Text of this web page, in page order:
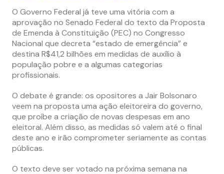
O Governo Federal já teve uma vitória com a
aprovação no Senado Federal do texto da Proposta
de Emenda à Constituição (PEC) no Congresso
Nacional que decreta “estado de emergência” e
destina R$41,2 bilhões em medidas de auxílio à
população pobre e a algumas categorias
profissionais.
O debate é grande: os opositores a Jair Bolsonaro
veem na proposta uma ação eleitoreira do governo,
que proíbe a criação de novas despesas em ano
eleitoral. Além disso, as medidas só valem até o final
deste ano e irão comprometer seriamente as contas
públicas.
O texto deve ser votado na próxima semana na